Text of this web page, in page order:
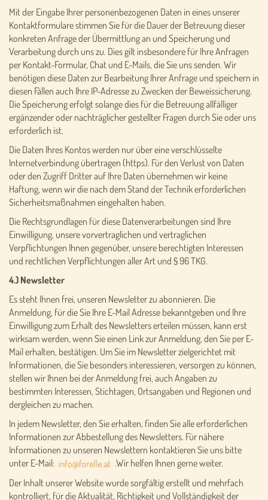
Mit der Eingabe Ihrer personenbezogenen Daten in eines unserer
Kontaktformulare stimmen Sie für die Dauer der Betreuung dieser
konkreten Anfrage der Übermittlung an und Speicherung und
Verarbeitung durch uns zu. Dies gilt insbesondere für Ihre Anfragen
per Kontakt-Formular, Chat und E-Mails, die Sie uns senden. Wir
benötigen diese Daten zur Bearbeitung Ihrer Anfrage und speichern in
diesen Fällen auch Ihre IP-Adresse zu Zwecken der Beweissicherung.
Die Speicherung erfolgt solange dies für die Betreuung allfälliger
ergänzender oder nachträglicher gestellter Fragen durch Sie oder uns
erforderlich ist.
Die Daten Ihres Kontos werden nur über eine verschlüsselte
Internetverbindung übertragen (https). Für den Verlust von Daten
oder den Zugriff Dritter auf Ihre Daten übernehmen wir keine
Haftung, wenn wir die nach dem Stand der Technik erforderlichen
Sicherheitsmaßnahmen eingehalten haben.
Die Rechtsgrundlagen für diese Datenverarbeitungen sind Ihre
Einwilligung, unsere vorvertraglichen und vertraglichen
Verpflichtungen Ihnen gegenüber, unsere berechtigten Interessen
und rechtlichen Verpflichtungen aller Art und § 96 TKG.
4.) Newsletter
Es steht Ihnen frei, unseren Newsletter zu abonnieren. Die
Anmeldung, für die Sie Ihre E-Mail Adresse bekanntgeben und Ihre
Einwilligung zum Erhalt des Newsletters erteilen müssen, kann erst
wirksam werden, wenn Sie einen Link zur Anmeldung, den Sie per E-
Mail erhalten, bestätigen. Um Sie im Newsletter zielgerichtet mit
Informationen, die Sie besonders interessieren, versorgen zu können,
stellen wir Ihnen bei der Anmeldung frei, auch Angaben zu
bestimmten Interessen, Stichtagen, Ortsangaben und Regionen und
dergleichen zu machen.
In jedem Newsletter, den Sie erhalten, finden Sie alle erforderlichen
Informationen zur Abbestellung des Newsletters. Für nähere
Informationen zu unseren Newslettern kontaktieren Sie uns bitte
unter E-Mail:
.Wir helfen Ihnen gerne weiter.
Der Inhalt unserer Website wurde sorgfältig erstellt und mehrfach
kontrolliert, für die Aktualität, Richtigkeit und Vollständigkeit der